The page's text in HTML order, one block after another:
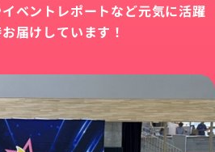
ベントレポートなど元気に活躍
届けしています！